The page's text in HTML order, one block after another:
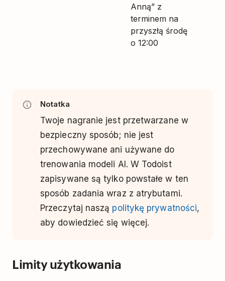
Anną” z
terminem na
przyszłą środę
o 12:00
Notatka
Twoje nagranie jest przetwarzane w
bezpieczny sposób; nie jest
przechowywane ani używane do
trenowania modeli AI. W Todoist
zapisywane są tylko powstałe w ten
sposób zadania wraz z atrybutami.
Przeczytaj naszą politykę prywatności,
aby dowiedzieć się więcej.
Limity użytkowania